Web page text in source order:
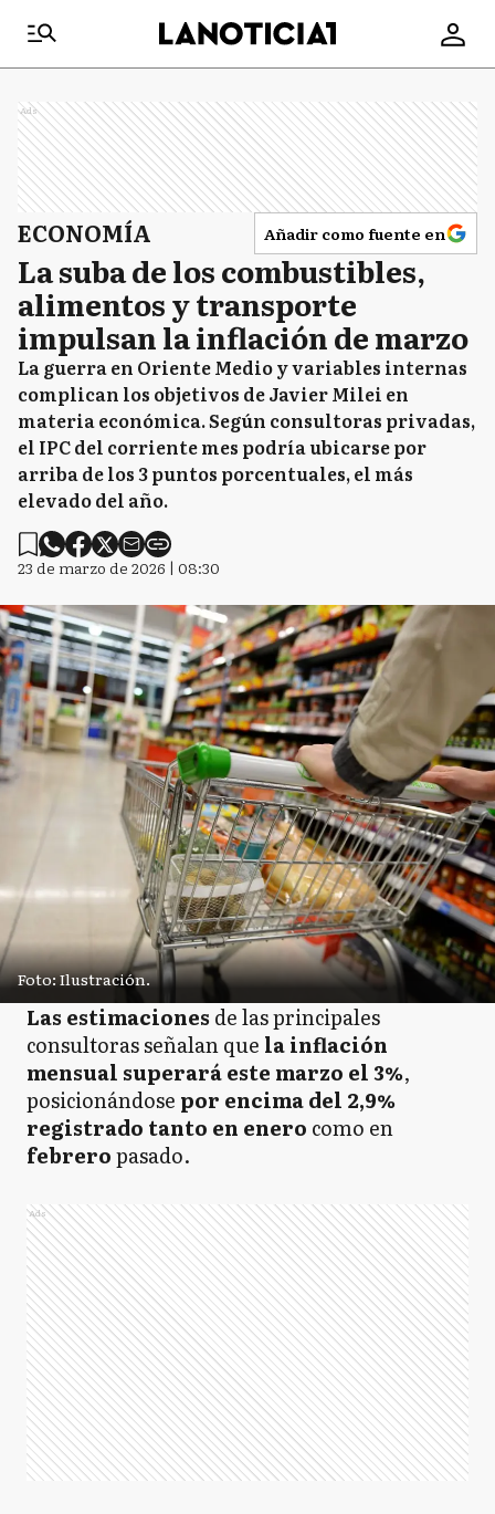
Ads
ECONOMÍA Añadir como fuente en
La suba de los combustibles,
alimentos y transporte
impulsan la inflación de marzo
La guerra en Oriente Medio y variables internas
complican los objetivos de Javier Milei en
materia económica. Según consultoras privadas,
el IPC del corriente mes podría ubicarse por
arriba de los 3 puntos porcentuales, el más
elevado del año.
23 de marzo de 2026 | 08:30
Foto: Ilustración.
Las estimaciones de las principales
consultoras señalan que la inflación
mensual superará este marzo el 3%,
posicionándose por encima del 2,9%
registrado tanto en enero como en
febreropasado.
Ads